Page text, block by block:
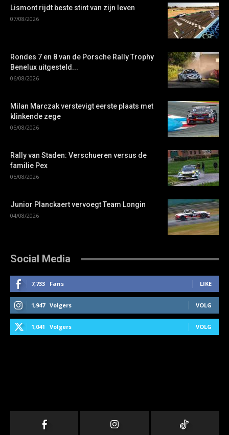
Lismont rijdt beste stint van zijn leven
07/08/2026
Rondes 7 en 8 van de Porsche Rally Trophy
Benelux uitgesteld...
06/08/2026
Milan Marczak verstevigt eerste plaats met
klinkende zege
05/08/2026
Rally van Staden: Verschueren versus de
familie Pex
05/08/2026
Junior Planckaert vervoegt Team Longin
04/08/2026
Social Media
7,733 Fans LIKE
1,947 Volgers VOLG
1,041 Volgers VOLG